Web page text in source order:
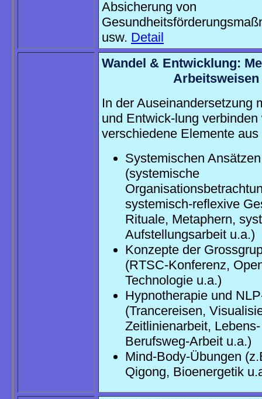
Absicherung von
usw. Detail
Wandel & Entwicklung:
Arbeitsweisen
In der Auseinandersetzung
und Entwick-lung verbinden
verschiedene Elemente aus
Systemischen Ansätzen
(systemische
systemisch-reflexive
Rituale, Metaphern,
Aufstellungsarbeit u.a.)
Konzepte der
(RTSC-Konferenz,
Technologie u.a.)
Hypnotherapie und
(Trancereisen,
Zeitlinienarbeit,
Berufsweg-Arbeit u.a.)
Mind-Body-Übungen
Qigong, Bioenergetik